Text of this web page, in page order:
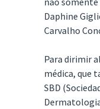
Daphine
Carvalho
Para dirimir
médica, que
SBD